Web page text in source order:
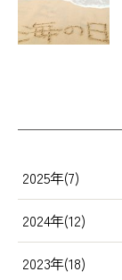
2025年(7)
2024年(12)
2023年(18)